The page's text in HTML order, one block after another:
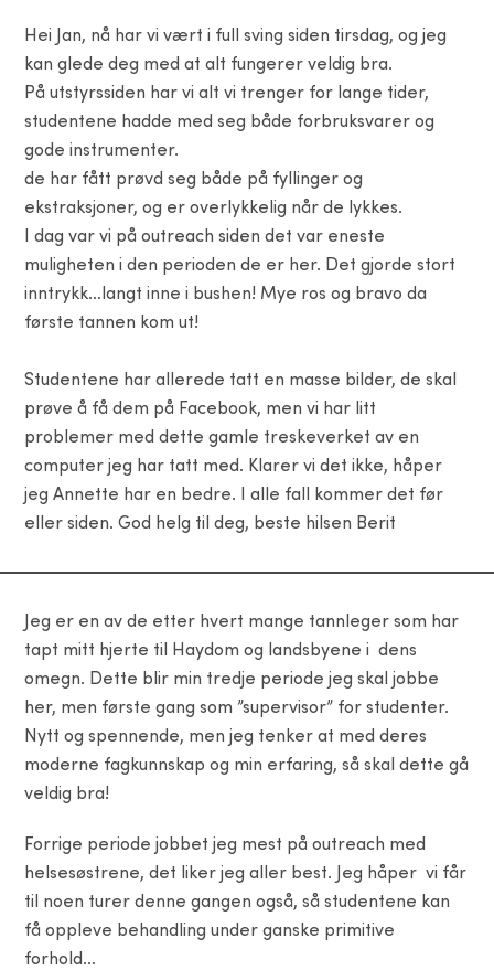
Hei Jan, nå har vi vært i full sving siden tirsdag, og jeg
kan glede deg med at alt fungerer veldig bra.
På utstyrssiden har vi alt vi trenger for lange tider,
studentene hadde med seg både forbruksvarer og
gode instrumenter.
de har fått prøvd seg både på fyllinger og
ekstraksjoner, og er overlykkelig når de lykkes.
I dag var vi på outreach siden det var eneste
muligheten i den perioden de er her. Det gjorde stort
inntrykk…langt inne i bushen! Mye ros og bravo da
første tannen kom ut!
Studentene har allerede tatt en masse bilder, de skal
prøve å få dem på Facebook, men vi har litt
problemer med dette gamle treskeverket av en
computer jeg har tatt med. Klarer vi det ikke, håper
jeg Annette har en bedre. I alle fall kommer det før
eller siden. God helg til deg, beste hilsen Berit
Jeg er en av de etter hvert mange tannleger som har
tapt mitt hjerte til Haydom og landsbyene i dens
omegn. Dette blir min tredje periode jeg skal jobbe
her, men første gang som ”supervisor” for studenter.
Nytt og spennende, men jeg tenker at med deres
moderne fagkunnskap og min erfaring, så skal dette gå
veldig bra!
Forrige periode jobbet jeg mest på outreach med
helsesøstrene, det liker jeg aller best. Jeg håper vi får
til noen turer denne gangen også, så studentene kan
få oppleve behandling under ganske primitive
forhold…